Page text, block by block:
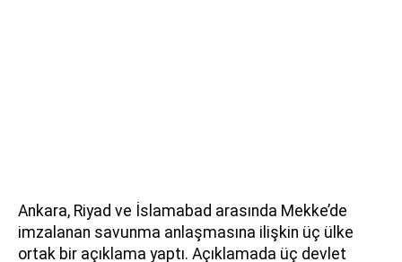
Ankara, Riyad ve İslamabad arasında Mekke’de
imzalanan savunma anlaşmasına ilişkin üç ülke
ortak bir açıklama yaptı. Açıklamada üç devlet